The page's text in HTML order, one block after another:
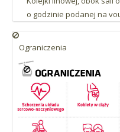
o godzinie podanej na
Ograniczenia